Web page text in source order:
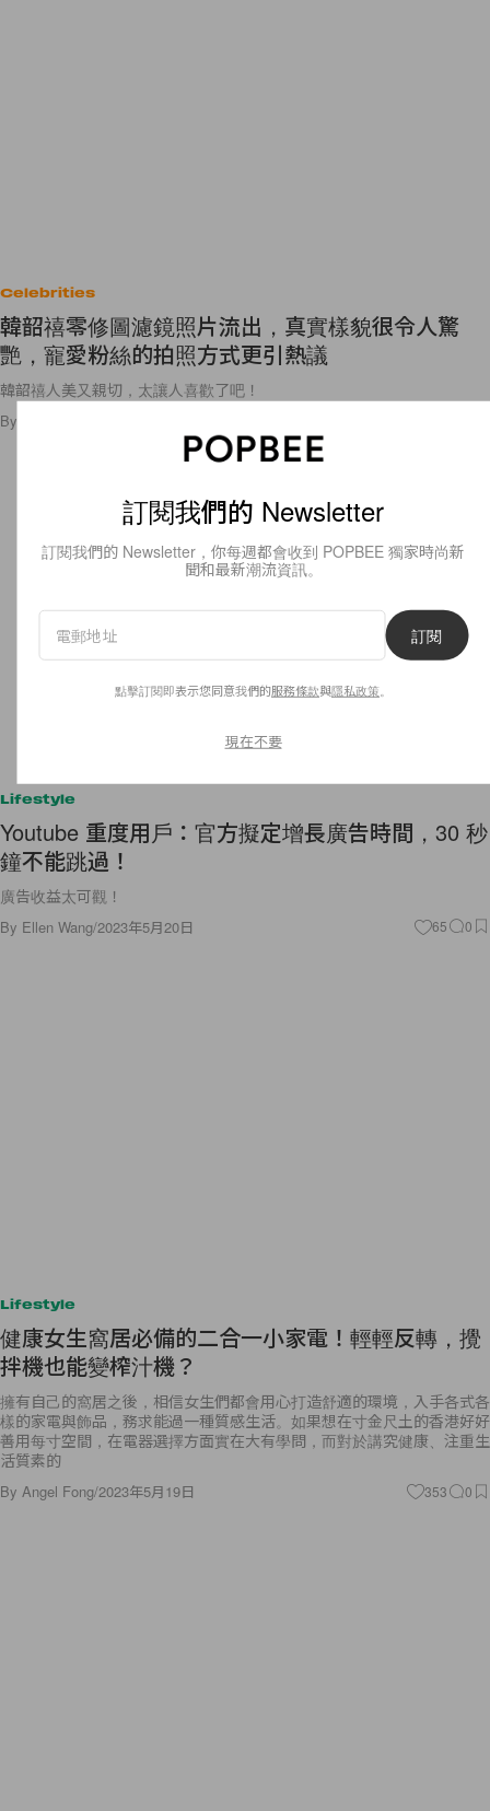
Celebrities
韓韶禧零修圖濾鏡照片流出，真實樣貌很令人驚
艷，寵愛粉絲的拍照方式更引熱議
韓韶禧人美又親切，太讓人喜歡了吧！
By
Lifestyle
Youtube 重度用戶：官方擬定增長廣告時間，30 秒
鐘不能跳過！
廣告收益太可觀！
By Ellen Wang/2023年5月20日 65 0
Lifestyle
健康女生窩居必備的二合一小家電！輕輕反轉，攪
拌機也能變榨汁機？
擁有自己的窩居之後，相信女生們都會用心打造舒適的環境，入手各式各
樣的家電與飾品，務求能過一種質感生活。如果想在寸金尺土的香港好好
善用每寸空間，在電器選擇方面實在大有學問，而對於講究健康、注重生
活質素的
By Angel Fong/2023年5月19日 353 0
訂閱我們的 Newsletter
訂閱我們的 Newsletter，你每週都會收到 POPBEE 獨家時尚新
聞和最新潮流資訊。
訂閱
點擊訂閱即表示您同意我們的服務條款與隱私政策
現在不要